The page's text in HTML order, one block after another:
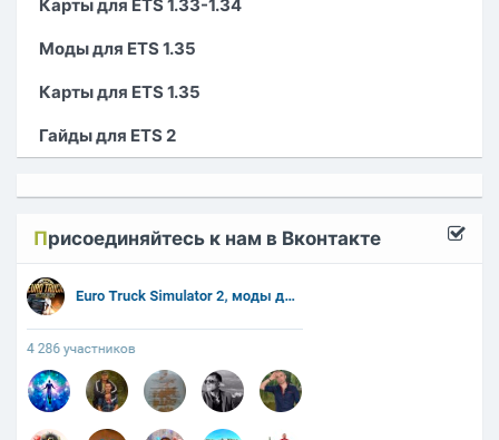
Карты для ETS 1.33-1.34
Моды для ETS 1.35
Карты для ETS 1.35
Гайды для ETS 2
Присоединяйтесь к нам в Вконтакте